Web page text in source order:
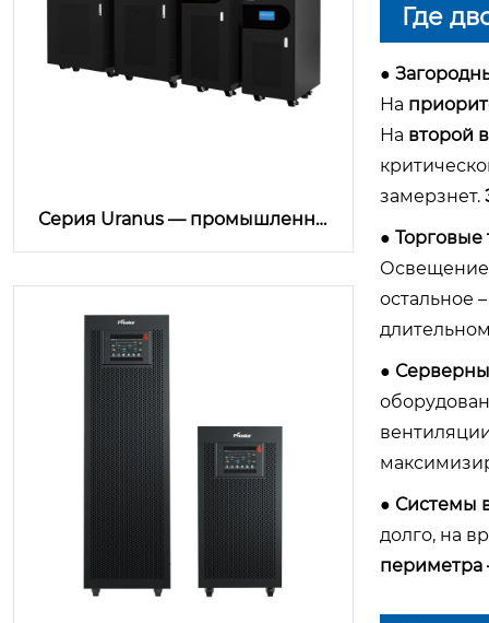
Серия Uranus — промышленны
Где
●
На
На второй
замерзнет.
● Торговые
Освещение
остальное
●
● Системы
долго, на
периметра